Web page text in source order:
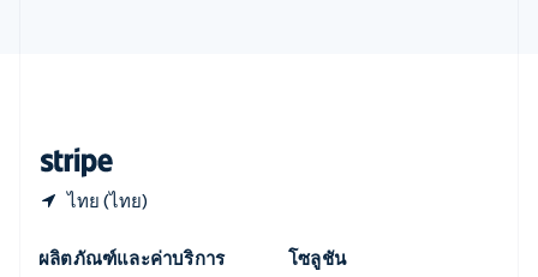
ไทย (ไทย)
ผลิตภัณฑ์และค่าบริการ
โซลูชัน